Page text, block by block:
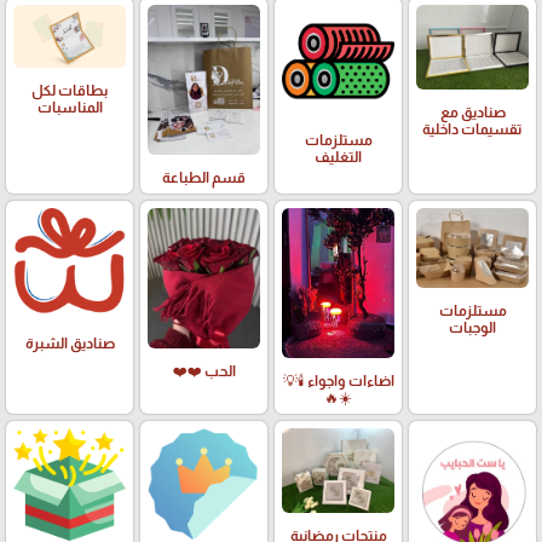
صناديق مع
تقسيمات داخلية
مستلزمات
التغليف
قسم الطباعة
بطاقات لكل
المناسبات
مستلزمات
الوجبات
اضاءات واجواء 🕯️💡
☀️🔥
الحب ❤️❤️
صناديق الشبرة
منتجات رمضانية